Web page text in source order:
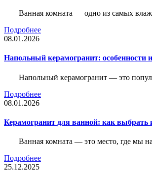
Ванная комната — одно из самых
Подробнее
08.01.2026
Напольный керамогранит: особенности
Напольный керамогранит — это
Подробнее
08.01.2026
Керамогранит для ванной: как выбрать
Ванная комната — это место, где мы
Подробнее
25.12.2025